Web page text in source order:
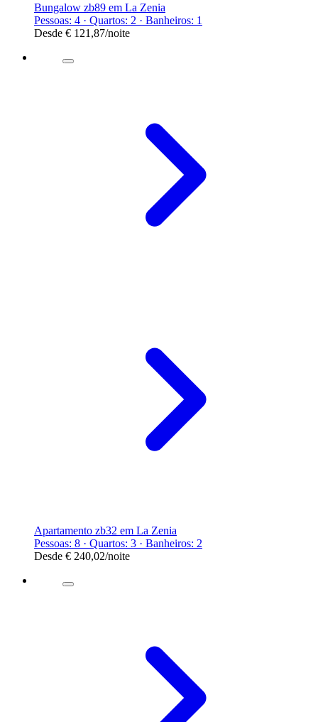
Bungalow zb89 em La Zenia
Pessoas: 4 · Quartos: 2 · Banheiros: 1
Desde € 121,87/noite
Apartamento zb32 em La Zenia
Pessoas: 8 · Quartos: 3 · Banheiros: 2
Desde € 240,02/noite